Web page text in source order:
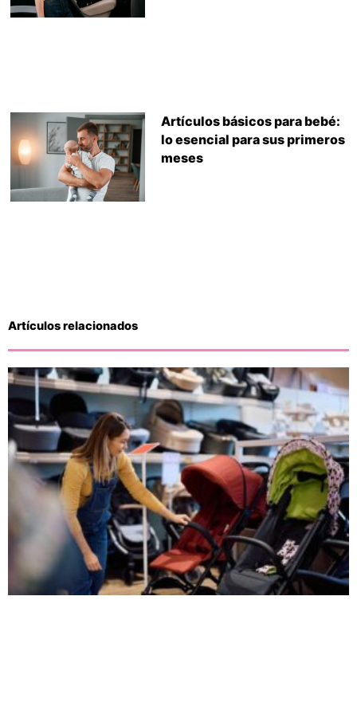
Artículos básicos para bebé:
lo esencial para sus primeros
meses
Artículos relacionados